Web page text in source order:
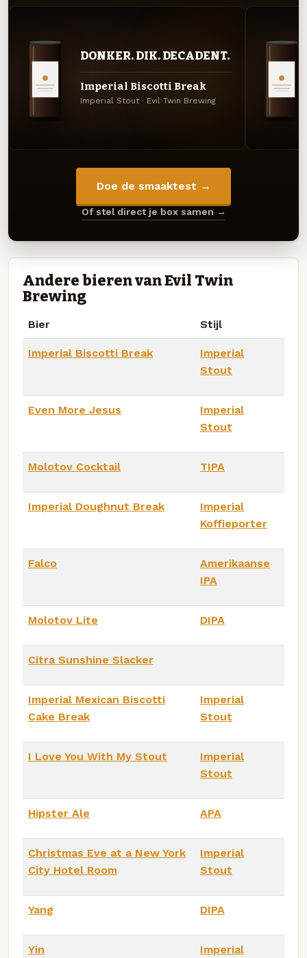
DONKER. DIK. DECADENT.
Imperial Biscotti Break
Imperial Stout · Evil Twin Brewing
Doe de smaaktest →
Of stel direct je box samen →
Andere bieren van Evil Twin
Brewing
Bier Stijl
Imperial Biscotti Break
Imperial
Stout
Even More Jesus
Imperial
Stout
Molotov Cocktail TIPA
Imperial Doughnut Break
Imperial
Koffieporter
Falco
Amerikaanse
IPA
Molotov Lite DIPA
Citra Sunshine Slacker
Imperial Mexican Biscotti
Cake Break
Imperial
Stout
I Love You With My Stout
Imperial
Stout
Hipster Ale APA
Christmas Eve at a New York
City Hotel Room
Imperial
Stout
Yang DIPA
Yin
Imperial